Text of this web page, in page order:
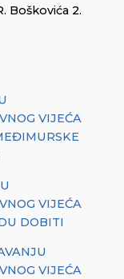
Boškovića 2.
VIJEĆA
VIJEĆA
DOBITI
VIJEĆA